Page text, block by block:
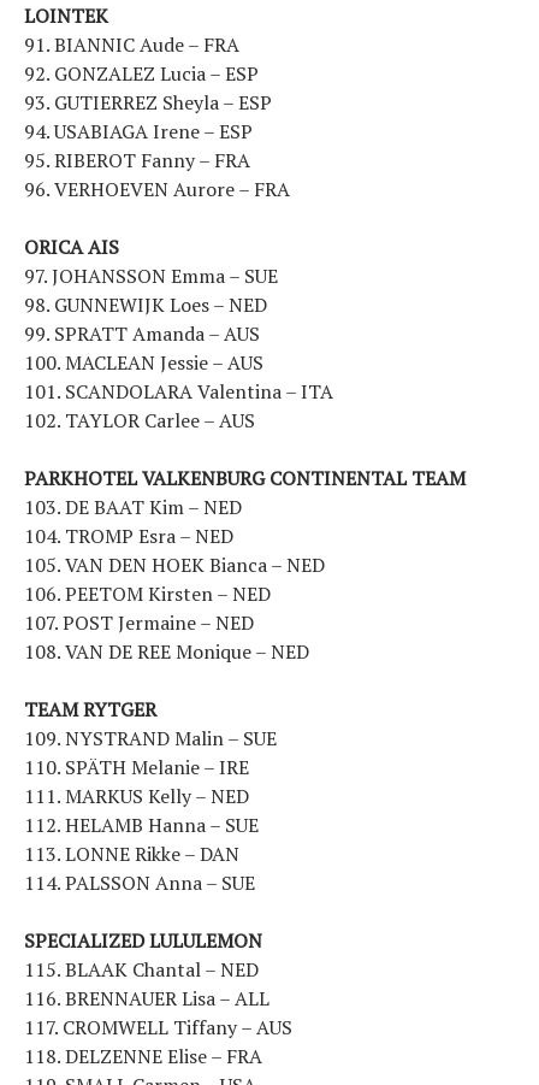
LOINTEK
91. BIANNIC Aude – FRA
92. GONZALEZ Lucia – ESP
93. GUTIERREZ Sheyla – ESP
94. USABIAGA Irene – ESP
95. RIBEROT Fanny – FRA
96. VERHOEVEN Aurore – FRA
ORICA AIS
97. JOHANSSON Emma – SUE
98. GUNNEWIJK Loes – NED
99. SPRATT Amanda – AUS
100. MACLEAN Jessie – AUS
101. SCANDOLARA Valentina – ITA
102. TAYLOR Carlee – AUS
PARKHOTEL VALKENBURG CONTINENTAL TEAM
103. DE BAAT Kim – NED
104. TROMP Esra – NED
105. VAN DEN HOEK Bianca – NED
106. PEETOM Kirsten – NED
107. POST Jermaine – NED
108. VAN DE REE Monique – NED
TEAM RYTGER
109. NYSTRAND Malin – SUE
110. SPÄTH Melanie – IRE
111. MARKUS Kelly – NED
112. HELAMB Hanna – SUE
113. LONNE Rikke – DAN
114. PALSSON Anna – SUE
SPECIALIZED LULULEMON
115. BLAAK Chantal – NED
116. BRENNAUER Lisa – ALL
117. CROMWELL Tiffany – AUS
118. DELZENNE Elise – FRA